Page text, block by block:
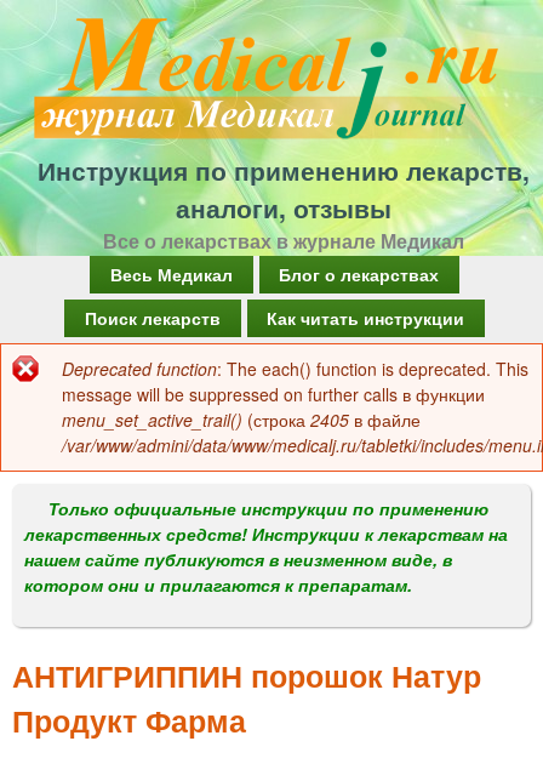
Перейти
к
основному
содержанию
Инструкция по применению лекарств,
аналоги, отзывы
Все о лекарствах в журнале Медикал
а
в
о
м
е
н
Весь Медикал
Блог о лекарствах
Поиск лекарств
Как читать инструкции
Сообщение
об
ошибке
Deprecated function: The each() function is deprecated. This
message will be suppressed on further calls в функции
menu_set_active_trail() (строка 2405 в файле
/var/www/admini/data/www/medicalj.ru/tabletki/includes/
Только официальные инструкции по применению
лекарственных средств! Инструкции к лекарствам на
нашем сайте публикуются в неизменном виде, в
котором они и прилагаются к препаратам.
АНТИГРИППИН порошок Натур
Продукт Фарма